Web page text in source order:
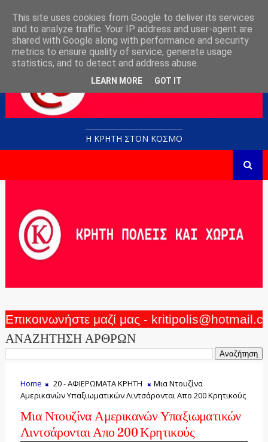
Η ΚΡΗΤΗ ΣΤΟN KOΣΜΟ
Επικοινωνήστε μαζί μας -
ΑΝΑΖΗΤΗΣΗ ΑΡΘΡΩΝ
Home 20 - ΑΦΙΕΡΩΜΑΤΑ ΚΡΗΤΗ
Μια Ντουζίνα
Αμερικανών Υπαξιωματικών Λιντσάρονται Απο 200 Κρητικούς
Μια Ντουζίνα Αμερικανών Υπαξιωματικών
Λιντσάρονται Απο 200 Κρητικούς
This site uses cookies from Google to deliver its services
and to analyze traffic. Your IP address and user-agent are
shared with Google along with performance and security
metrics to ensure quality of service, generate usage
statistics, and to detect and address abuse.
LEARN MORE GOT IT